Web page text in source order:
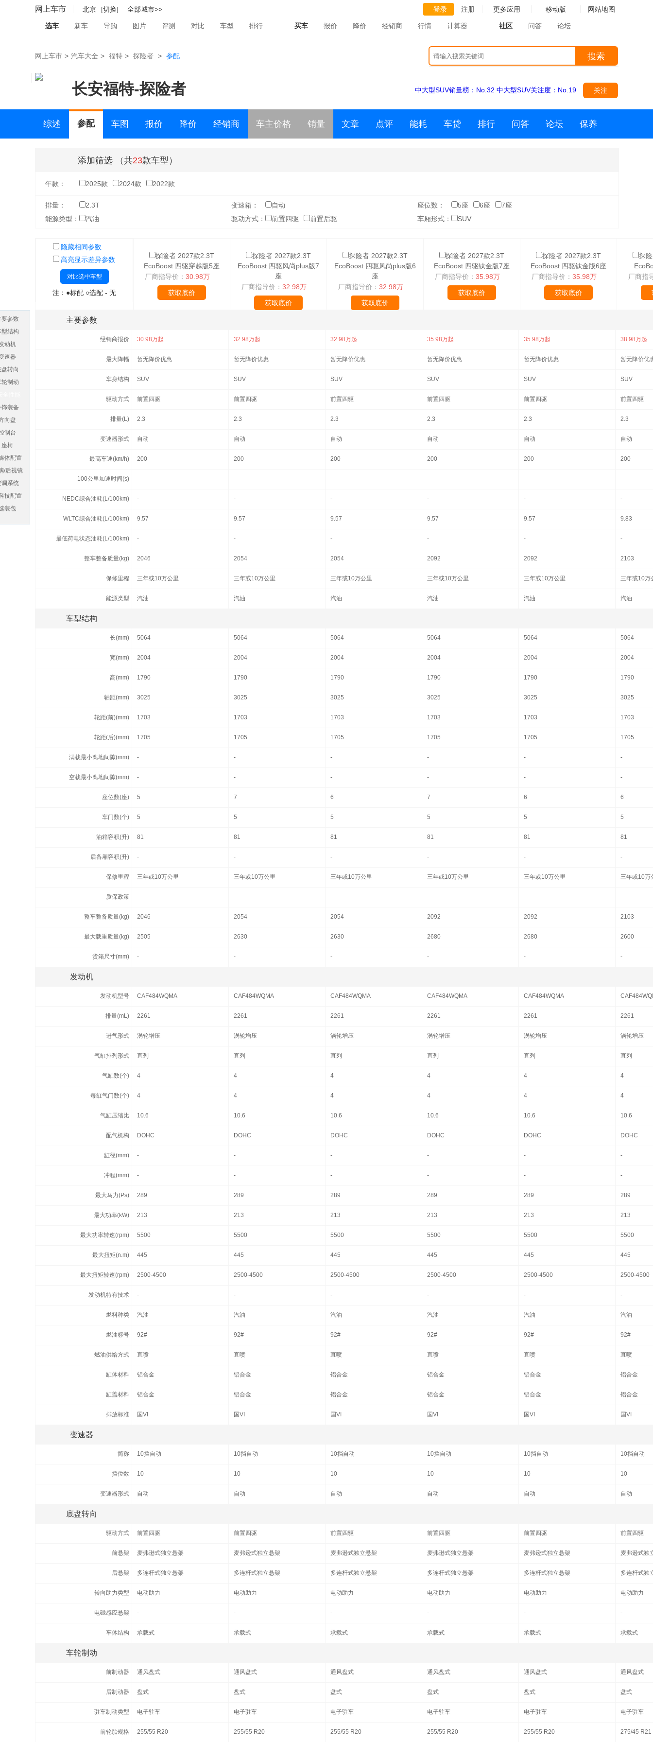
网上车市 北京 [切换] 全部城市>> 登录 注册 更多应用 移动版 网站地图
选车 新车 导购 图片 评测 对比 车型 排行 买车 报价 降价 经销商 行情 计算器 社区 问答 论坛
网上车市 > 汽车大全 > 福特 > 探险者 > 参配 搜索
长安福特-探险者 中大型SUV销量榜： No.32 中大型SUV关注度： No.19 关注
综述 参配 车图 报价 降价 经销商 车主价格 销量 文章 点评 能耗 车贷 排行 问答 论坛 保养
添加筛选 （共23款车型）
年款： 2025款 2024款 2022款
排量： 2.3T 变速箱： 自动 座位数： 5座 6座
7座
能源类型：
汽油 驱动方式： 前置四驱 前置后驱 车厢形式： SUV
隐藏相同参数
高亮显示差异参数
对比选中车型
注：●标配 ○选配 - 无
探险者 2027款2.3T
EcoBoost 四驱穿越版5座
厂商指导价： 30.98万
获取底价
探险者 2027款2.3T
EcoBoost 四驱风尚plus版7
座
厂商指导价： 32.98万
获取底价
探险者 2027款2.3T
EcoBoost 四驱风尚plus版6
座
厂商指导价： 32.98万
获取底价
探险者 2027款2.3T
EcoBoost 四驱钛金版7座
厂商指导价： 35.98万
获取底价
探险者 2027款2.3T
EcoBoost 四驱钛金版6座
厂商指导价： 35.98万
获取底价
探
厂商指
主要参数
经销商报价 30.98万起 32.98万起 32.98万起 35.98万起 35.98万起 38.98万起
最大降幅 暂无降价优惠 暂无降价优惠 暂无降价优惠 暂无降价优惠 暂无降价优惠 暂无降价优
车身结构 SUV SUV SUV SUV SUV SUV
驱动方式 前置四驱 前置四驱 前置四驱 前置四驱 前置四驱 前置四驱
排量(L) 2.3 2.3 2.3 2.3 2.3 2.3
变速器形式 自动 自动 自动 自动 自动 自动
最高车速(km/h) 200 200 200 200 200 200
100公里加速时间(s) - - - - - -
NEDC综合油耗(L/100km) - - - - - -
WLTC综合油耗(L/100km) 9.57 9.57 9.57 9.57 9.57 9.83
最低荷电状态油耗(L/100km) - - - - - -
整车整备质量(kg) 2046 2054 2054 2092 2092 2103
保修里程 三年或10万公里 三年或10万公里 三年或10万公里 三年或10万公里 三年或10万公里 三年或10万
能源类型 汽油 汽油 汽油 汽油 汽油 汽油
车型结构
长(mm) 5064 5064 5064 5064 5064 5064
宽(mm) 2004 2004 2004 2004 2004 2004
高(mm) 1790 1790 1790 1790 1790 1790
轴距(mm) 3025 3025 3025 3025 3025 3025
轮距(前)(mm) 1703 1703 1703 1703 1703 1703
轮距(后)(mm) 1705 1705 1705 1705 1705 1705
满载最小离地间隙(mm) - - - - - -
空载最小离地间隙(mm) - - - - - -
座位数(座) 5 7 6 7 6 6
车门数(个) 5 5 5 5 5 5
油箱容积(升) 81 81 81 81 81 81
后备厢容积(升) - - - - - -
保修里程 三年或10万公里 三年或10万公里 三年或10万公里 三年或10万公里 三年或10万公里 三年或10万
质保政策 - - - - - -
整车整备质量(kg) 2046 2054 2054 2092 2092 2103
最大载重质量(kg) 2505 2630 2630 2680 2680 2600
货箱尺寸(mm) - - - - - -
发动机
发动机型号 CAF484WQMA CAF484WQMA CAF484WQMA CAF484WQMA CAF484WQMA
排量(mL) 2261 2261 2261 2261 2261 2261
进气形式 涡轮增压 涡轮增压 涡轮增压 涡轮增压 涡轮增压 涡轮增压
气缸排列形式 直列 直列 直列 直列 直列 直列
气缸数(个) 4 4 4 4 4 4
每缸气门数(个) 4 4 4 4 4 4
气缸压缩比 10.6 10.6 10.6 10.6 10.6 10.6
配气机构 DOHC DOHC DOHC DOHC DOHC DOHC
缸径(mm) - - - - - -
冲程(mm) - - - - - -
最大马力(Ps) 289 289 289 289 289 289
最大功率(kW) 213 213 213 213 213 213
最大功率转速(rpm) 5500 5500 5500 5500 5500 5500
最大扭矩(n.m) 445 445 445 445 445 445
最大扭矩转速(rpm) 2500-4500 2500-4500 2500-4500 2500-4500 2500-4500 2500-4500
发动机特有技术 - - - - - -
燃料种类 汽油 汽油 汽油 汽油 汽油 汽油
燃油标号 92# 92# 92# 92# 92# 92#
燃油供给方式 直喷 直喷 直喷 直喷 直喷 直喷
缸体材料 铝合金 铝合金 铝合金 铝合金 铝合金 铝合金
缸盖材料 铝合金 铝合金 铝合金 铝合金 铝合金 铝合金
排放标准 国VI 国VI 国VI 国VI 国VI 国VI
变速器
简称 10挡自动 10挡自动 10挡自动 10挡自动 10挡自动 10挡自动
挡位数 10 10 10 10 10 10
变速器形式 自动 自动 自动 自动 自动 自动
底盘转向
驱动方式 前置四驱 前置四驱 前置四驱 前置四驱 前置四驱 前置四驱
前悬架 麦弗逊式独立悬架 麦弗逊式独立悬架 麦弗逊式独立悬架 麦弗逊式独立悬架 麦弗逊式独立悬架 麦弗逊式独
后悬架 多连杆式独立悬架 多连杆式独立悬架 多连杆式独立悬架 多连杆式独立悬架 多连杆式独立悬架 多连杆式独
转向助力类型 电动助力 电动助力 电动助力 电动助力 电动助力 电动助力
电磁感应悬架 - - - - - -
车体结构 承载式 承载式 承载式 承载式 承载式 承载式
车轮制动
前制动器 通风盘式 通风盘式 通风盘式 通风盘式 通风盘式 通风盘式
后制动器 盘式 盘式 盘式 盘式 盘式 盘式
驻车制动类型 电子驻车 电子驻车 电子驻车 电子驻车 电子驻车 电子驻车
前轮胎规格 255/55 R20 255/55 R20 255/55 R20 255/55 R20 255/55 R20 275/45 R21
要参数
型结构
动机
速器
盘转向
轮制动
饰装备
向盘
制台
座椅
体配置
/后视镜
调系统
技配置
装包